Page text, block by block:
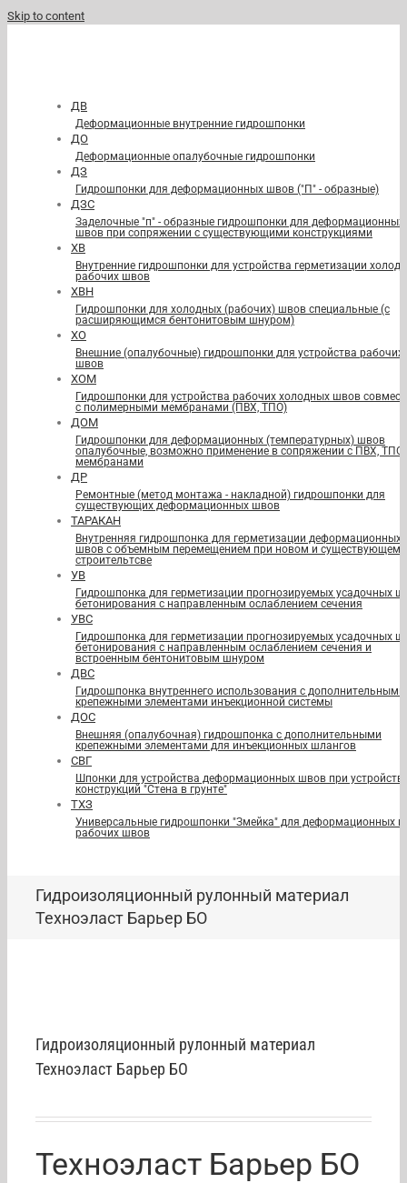
Skip to content
ДВ
Деформационные внутренние гидрошпонки
ДО
Деформационные опалубочные гидрошпонки
ДЗ
Гидрошпонки для деформационных швов ("П" - образные)
ДЗС
Заделочные "п" - образные гидрошпонки для деформационных
швов при сопряжении с существующими конструкциями
ХВ
Внутренние гидрошпонки для устройства герметизации
рабочих швов
ХВН
Гидрошпонки для холодных (рабочих) швов специальные (с
расширяющимся бентонитовым шнуром)
ХО
Внешние (опалубочные) гидрошпонки для устройства рабочих
швов
ХОМ
Гидрошпонки для устройства рабочих холодных швов
с полимерными мембранами (ПВХ, ТПО)
ДОМ
Гидрошпонки для деформационных (температурных) швов
опалубочные, возможно применение в сопряжении с ПВХ, ТПО
мембранами
ДР
Ремонтные (метод монтажа - накладной) гидрошпонки для
существующих деформационных швов
ТАРАКАН
Внутренняя гидрошпонка для герметизации деформационных
швов с объемным перемещением при новом и существующем
строительтсве
УВ
Гидрошпонка для герметизации прогнозируемых усадочных
бетонирования с направленным ослаблением сечения
УВС
Гидрошпонка для герметизации прогнозируемых усадочных
бетонирования с направленным ослаблением сечения и
встроенным бентонитовым шнуром
ДВС
Гидрошпонка внутреннего использования с дополнительными
крепежными элементами инъекционной системы
ДОС
Внешняя (опалубочная) гидрошпонка с дополнительными
крепежными элементами для инъекционных шлангов
СВГ
Шпонки для устройства деформационных швов при
конструкций "Стена в грунте"
ТХЗ
Универсальные гидрошпонки "Змейка" для деформационных и
рабочих швов
Гидроизоляционный рулонный материал
Техноэласт Барьер БО
Гидроизоляционный рулонный материал
Техноэласт Барьер БО
Техноэласт Барьер БО